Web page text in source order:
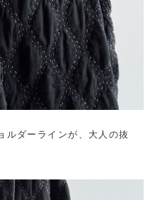
ルダーラインが、大人の抜